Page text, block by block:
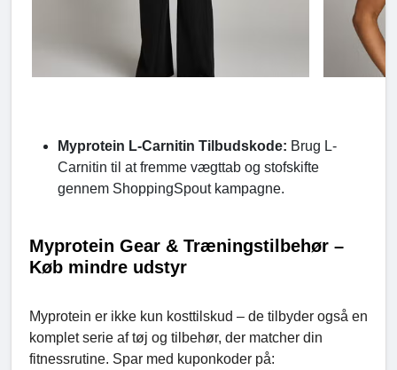
Myprotein L-Carnitin Tilbudskode: Brug L-
Carnitin til at fremme vægttab og stofskifte
gennem ShoppingSpout kampagne.
Myprotein Gear & Træningstilbehør –
Køb mindre udstyr
Myprotein er ikke kun kosttilskud – de tilbyder også en
komplet serie af tøj og tilbehør, der matcher din
fitnessrutine. Spar med kuponkoder på: